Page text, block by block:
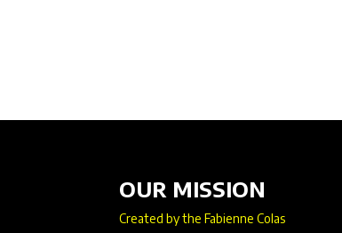
OUR MISSION
Created by the Fabienne Colas